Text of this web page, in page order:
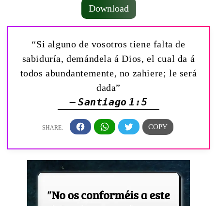
Download
“Si alguno de vosotros tiene falta de
sabiduría, demándela á Dios, el cual da á
todos abundantemente, no zahiere; le será
dada”
— Santiago 1:5